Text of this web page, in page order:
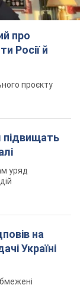
про
Росії й
проєкту
підвищать
уряд
на
Україні